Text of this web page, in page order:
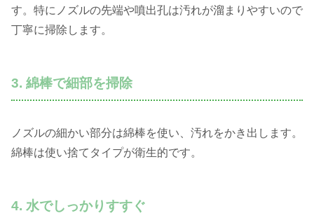
す。特にノズルの先端や噴出孔は汚れが溜まりやすいので
丁寧に掃除します。
3. 綿棒で細部を掃除
ノズルの細かい部分は綿棒を使い、汚れをかき出します。
綿棒は使い捨てタイプが衛生的です。
4. 水でしっかりすすぐ